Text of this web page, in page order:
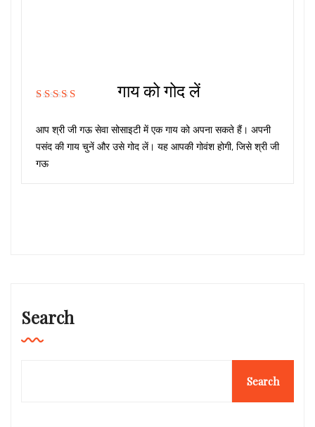
गाय को गोद लें
आप श्री जी गऊ सेवा सोसाइटी में एक गाय को अपना सकते हैं। अपनी
पसंद की गाय चुनें और उसे गोद लें। यह आपकी गोवंश होगी, जिसे श्री जी
गऊ
Search
Search